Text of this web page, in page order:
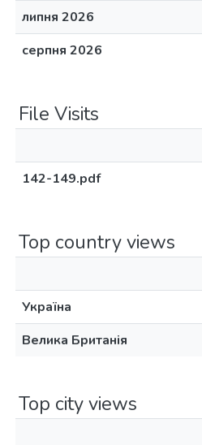
липня 2026
серпня 2026
File Visits
142-149.pdf
Top country views
Україна
Велика Британія
Top city views